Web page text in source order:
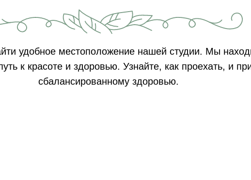
удобное местоположение нашей студии. Мы
к красоте и здоровью. Узнайте, как проехать, и
сбалансированному здоровью.